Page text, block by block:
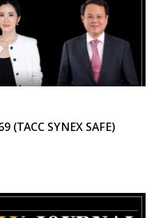
(TACC SYNEX SAFE)